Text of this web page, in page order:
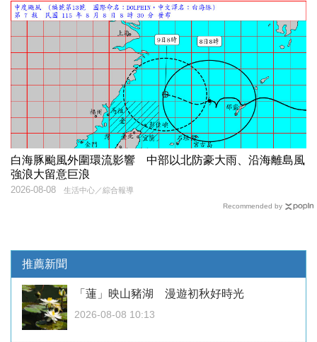
白海豚颱風外圍環流影響 中部以北防豪大雨、沿海離島風
強浪大留意巨浪
生活中心／綜合報導
2026-08-08
Recommended by
推薦新聞
「蓮」映山豬湖 漫遊初秋好時光
2026-08-08 10:13